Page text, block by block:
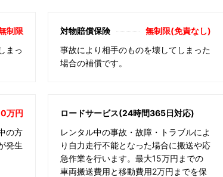
制限
まっ
対物賠償保険
無制限(免責なし)
事故により相手のものを壊してしまった
場合の補償です。
万円
の方
発生
ロードサービス(24時間365日対応)
レンタル中の事故・故障・トラブルによ
り自力走行不能となった場合に搬送や応
急作業を行います。最大15万円までの
車両搬送費用と移動費用2万円までを保